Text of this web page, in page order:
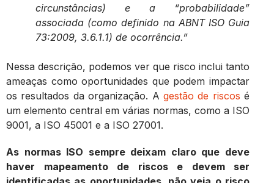
circunstâncias) e a “probabilidade”
associada (como definido na ABNT ISO Guia
73:2009, 3.6.1.1) de ocorrência.”
Nessa descrição, podemos ver que risco inclui tanto
ameaças como oportunidades que podem impactar
os resultados da organização. A gestão de riscos é
um elemento central em várias normas, como a ISO
9001, a ISO 45001 e a ISO 27001.
As normas ISO sempre deixam claro que deve
haver mapeamento de riscos e devem ser